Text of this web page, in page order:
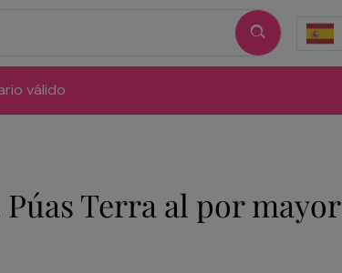
válido
Púas Terra al por mayor